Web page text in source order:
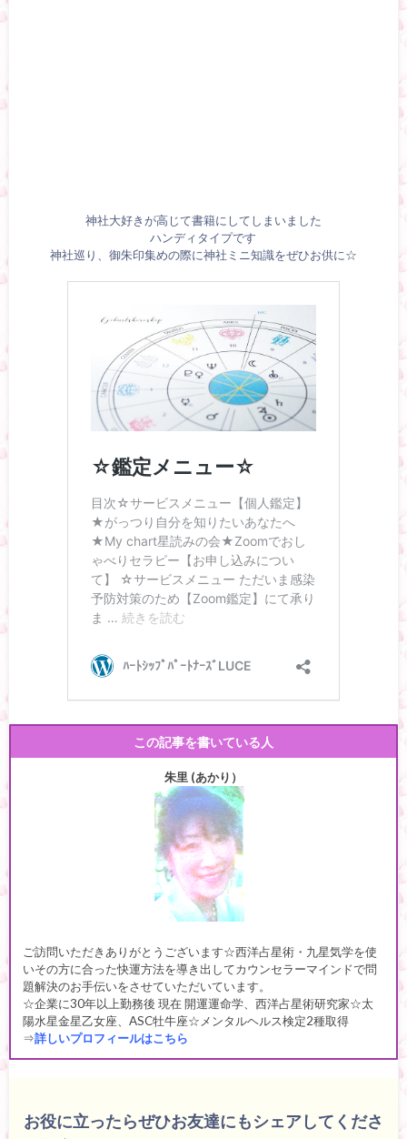
神社大好きが高じて書籍にしてしまいました
ハンディタイプです
神社巡り、御朱印集めの際に神社ミニ知識をぜひお供に☆
この記事を書いている人
朱里 (あかり）
ご訪問いただきありがとうございます☆西洋占星術・九星気学を使
いその方に合った快運方法を導き出してカウンセラーマインドで問
題解決のお手伝いをさせていただいています。
☆企業に30年以上勤務後 現在 開運運命学、西洋占星術研究家☆太
陽水星金星乙女座、ASC牡牛座☆メンタルヘルス検定2種取得
⇒詳しいプロフィールはこちら
お役に立ったらぜひお友達にもシェアしてくださ